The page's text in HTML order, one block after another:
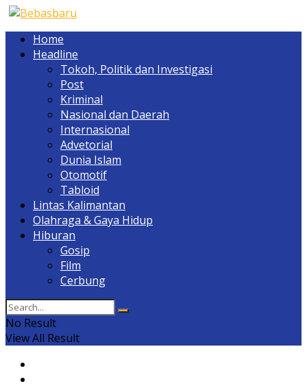
Home
Headline
Tokoh, Politik dan Investigasi
Post
Kriminal
Nasional dan Daerah
Internasional
Advetorial
Dunia Islam
Otomotif
Tabloid
Lintas Kalimantan
Olahraga & Gaya Hidup
Hiburan
Gosip
Film
Cerbung
No Result
View All Result